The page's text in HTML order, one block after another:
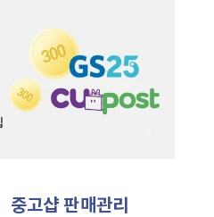
중고샵 판매관리